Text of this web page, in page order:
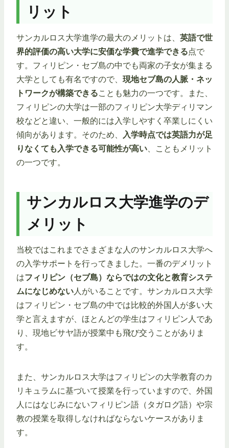
リット
サンカルロス大学進学の最大のメリットは、 英語で世
界的評価の高い大学に安価な学費で進学できる点で
す。フィリピン・セブ島の中でも両家の子女が集まる
大学としても有名ですので、 現地セブ島の人脈・ネッ
トワークが構築できることも魅力の一つです。また、
フィリピンの大学は一部のフィリピン大学ディリマン
校などと違い、一般的には入学しやすく卒業しにくい
傾向があります。そのため、 入学時点では英語力が足
りなくても入学できる可能性が高い、こともメリット
の一つです。
サンカルロス大学進学のデ
メリット
当校ではこれまでさまざまな人のサンカルロス大学へ
の入学サポートを行ってきました。一番のデメリット
はフィリピン（セブ島）ならではの文化と教育システ
ムになじめない人がいることです。サンカルロス大学
はフィリピン・セブ島の中では比較的外国人が多い大
学と言えますが、ほとんどの学生はフィリピン人であ
り、現地ビサヤ語が授業中も飛び交うことがありま
す。
また、サンカルロス大学はフィリピンの大学教育のカ
リキュラムに基づいて授業を行っていますので、外国
人にはなじみにないフィリピン語（タガログ語）や宗
教の授業を取得しなければならないケースがありま
す。